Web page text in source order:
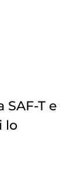
SAF-T e
lo